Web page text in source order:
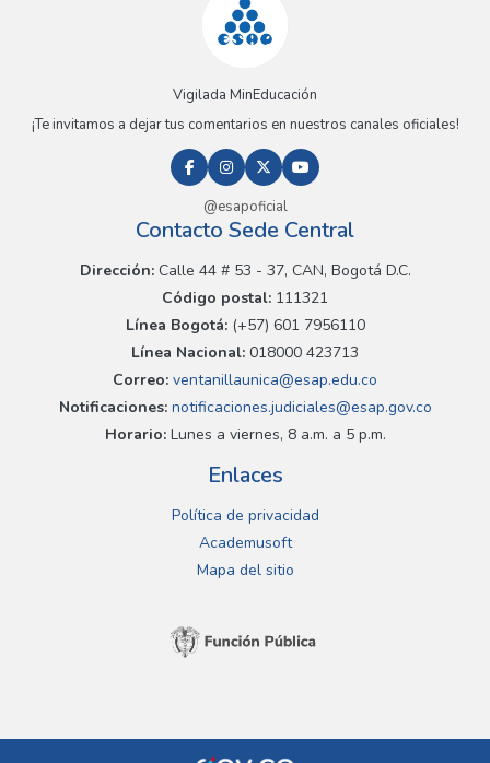
Vigilada MinEducación
¡Te invitamos a dejar tus comentarios en nuestros canales oficiales!
@esapoficial
Contacto Sede Central
Dirección:Calle 44 # 53 - 37, CAN, Bogotá D.C.
Código postal: 111321
Línea Bogotá:(+57) 601 7956110
Línea Nacional: 018000 423713
Correo: ventanillaunica@esap.edu.co
Notificaciones:notificaciones.judiciales@esap.gov.co
Horario:Lunes a viernes, 8 a.m. a 5 p.m.
Enlaces
Política de privacidad
Academusoft
Mapa del sitio